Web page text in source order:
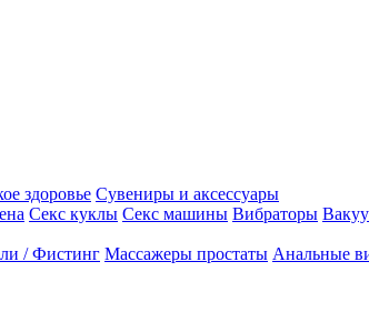
здоровье Сувениры и аксессуары
Секс куклы Секс машины Вибраторы
/ Фистинг Массажеры простаты Анальные